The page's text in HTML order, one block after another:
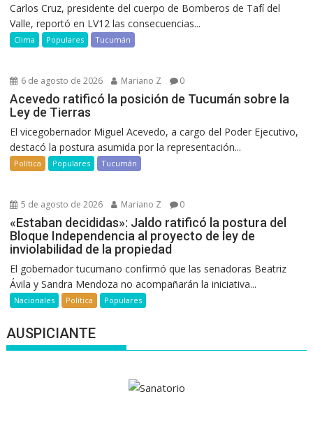
Carlos Cruz, presidente del cuerpo de Bomberos de Tafí del
Valle, reportó en LV12 las consecuencias...
Clima Populares Tucumán
6 de agosto de 2026 Mariano Z 0
Acevedo ratificó la posición de Tucumán sobre la
Ley de Tierras
El vicegobernador Miguel Acevedo, a cargo del Poder Ejecutivo,
destacó la postura asumida por la representación...
Política Populares Tucumán
5 de agosto de 2026 Mariano Z 0
«Estaban decididas»: Jaldo ratificó la postura del
Bloque Independencia al proyecto de ley de
inviolabilidad de la propiedad
El gobernador tucumano confirmó que las senadoras Beatriz
Ávila y Sandra Mendoza no acompañarán la iniciativa...
Nacionales Política Populares
AUSPICIANTE